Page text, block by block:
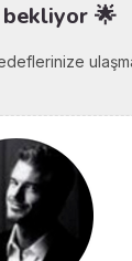
bekliyor 🌟